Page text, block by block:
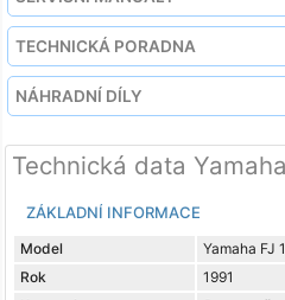
TECHNICKÁ PORADNA
NÁHRADNÍ DÍLY
Technická data
ZÁKLADNÍ INFORMACE
Model
Yamaha FJ
Rok
1991